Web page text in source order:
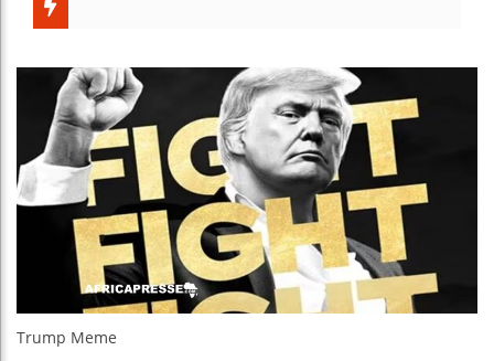
Guinée
Bénin :
Trump Meme